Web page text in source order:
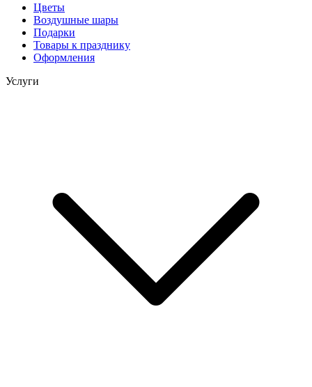
Цветы
Воздушные шары
Подарки
Товары к празднику
Оформления
Услуги